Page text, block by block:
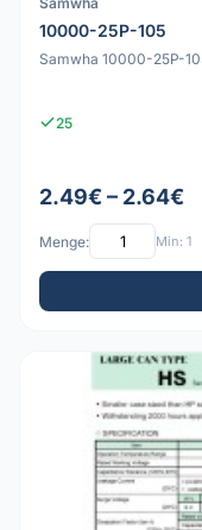
10000-25P-105
Samwha 10000-25P-
25
2.49€ – 2.64€
Menge: Min: 1